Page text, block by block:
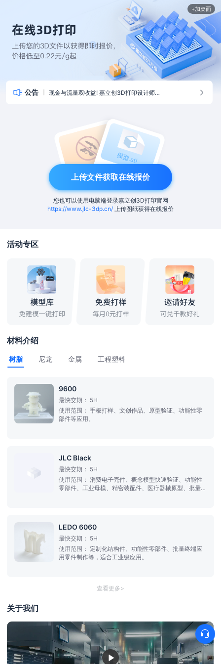
公告 现金与流量双收益! 嘉立创3D打印设计师招募中
+加桌面
上传文件获取在线报价
您也可以使用电脑端登录嘉立创3D打印官网
https://www.jlc-3dp.cn/ 上传图纸获得在线报价
活动专区
材料介绍
树脂 尼龙 金属 工程塑料
9600
最快交期： 5H
使用范围： 手板打样、文创作品、原型验证、功能性零
部件等应用。
JLC Black
最快交期： 5H
使用范围： 消费电子壳件、概念模型快速验证、功能性
零部件、工业母模、精密装配件、医疗器械原型、批量终
LEDO 6060
最快交期： 5H
使用范围： 定制化结构件、功能性零部件、批量终端应
用零件制作等，适合工业级应用。
查看更多>
关于我们